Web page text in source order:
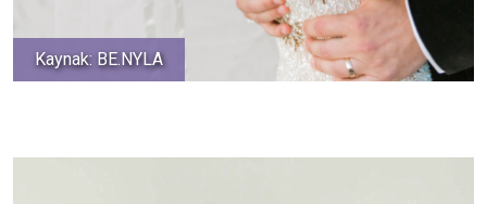
Kaynak: BE.NYLA